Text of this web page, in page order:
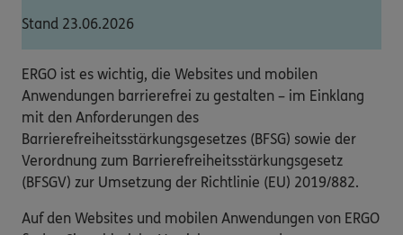
Stand 23.06.2026
ERGO ist es wichtig, die Websites und mobilen
Anwendungen barrierefrei zu gestalten – im Einklang
mit den Anforderungen des
Barrierefreiheitsstärkungsgesetzes (BFSG) sowie der
Verordnung zum Barrierefreiheitsstärkungsgesetz
(BFSGV) zur Umsetzung der Richtlinie (EU) 2019/882.
Auf den Websites und mobilen Anwendungen von ERGO